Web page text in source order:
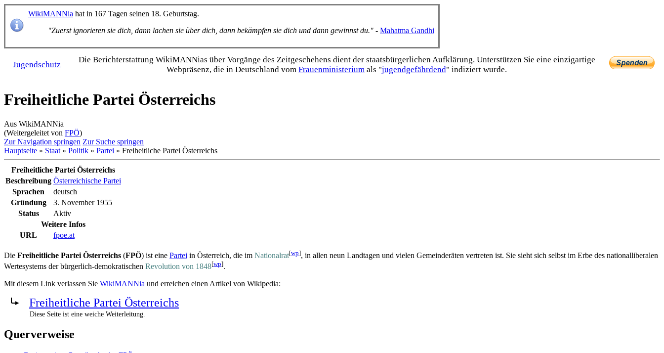
WikiMANNia hat in 167 Tagen seinen 18. Geburtstag.
"Zuerst ignorieren sie dich, dann lachen sie über dich, dann bekämpfen sie dich und dann gewinnst du." - Mahatma Gandhi
Jugendschutz
Die Bericht­erstattung WikiMANNias über Vorgänge des Zeitgeschehens dient der staats­bürgerlichen Aufklärung. Unterstützen Sie eine einzig­artige
Webpräsenz, die in Deutschland vom Frauen­ministerium als "jugend­gefährdend" indiziert wurde.
Freiheitliche Partei Österreichs
Aus WikiMANNia
(Weitergeleitet von FPÖ)
Zur Navigation springen Zur Suche springen
Hauptseite » Staat » Politik » Partei » Freiheitliche Partei Österreichs
Freiheitliche Partei Österreichs
Beschreibung Österreichische Partei
Sprachen
deutsch
Gründung
3. November 1955
Status
Aktiv
Weitere Infos
URL
fpoe.at
Die Freiheitliche Partei Österreichs (FPÖ) ist eine Partei in Österreich, die im Nationalrat[wp], in allen neun Landtagen und vielen Gemeinderäten vertreten ist. Sie sieht sich selbst im Erbe des national­liberalen
Wertesystems der bürgerlich-demokratischen Revolution von 1848[wp].
Mit diesem Link verlassen Sie WikiMANNia und erreichen einen Artikel von Wikipedia:
Freiheitliche Partei Österreichs
Diese Seite ist eine weiche Weiterleitung.
Querverweise